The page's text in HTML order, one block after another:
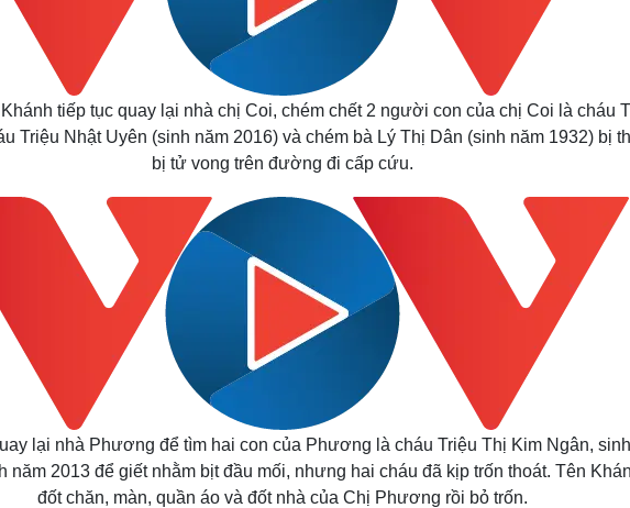
tiếp tục quay lại nhà chị Coi, chém chết 2 người con của chị Coi là cháu
Triệu Nhật Uyên (sinh năm 2016) và chém bà Lý Thị Dân (sinh năm 1932) bị
bị tử vong trên đường đi cấp cứu.
lại nhà Phương để tìm hai con của Phương là cháu Triệu Thị Kim Ngân,
năm 2013 để giết nhằm bịt đầu mối, nhưng hai cháu đã kịp trốn thoát. Tên
đốt chăn, màn, quần áo và đốt nhà của Chị Phương rồi bỏ trốn.